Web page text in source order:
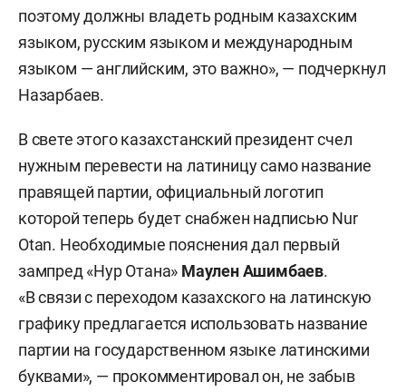
поэтому должны владеть родным казахским
языком, русским языком и международным
языком — английским, это важно», — подчеркнул
Назарбаев.
В свете этого казахстанский президент счел
нужным перевести на латиницу само название
правящей партии, официальный логотип
которой теперь будет снабжен надписью Nur
Otan. Необходимые пояснения дал первый
зампред «Нур Отана» Маулен Ашимбаев.
«В связи с переходом казахского на латинскую
графику предлагается использовать название
партии на государственном языке латинскими
буквами», — прокомментировал он, не забыв